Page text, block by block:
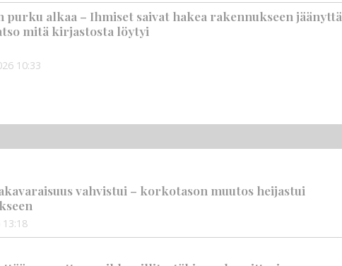
purku alkaa – Ihmiset saivat hakea rakennukseen jäänyttä
mitä kirjastosta löytyi
10:33
vahvistui – korkotason muutos heijastui
13:18